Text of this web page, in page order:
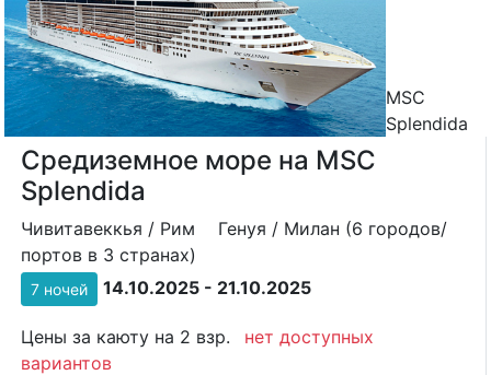
MSC
Splendida
Средиземное море на MSC
Splendida
Чивитавеккья / Рим
Генуя / Милан (6 городов/
портов в 3 странах)
7 ночей 14.10.2025 - 21.10.2025
Цены за каюту на 2 взр.
нет доступных
вариантов